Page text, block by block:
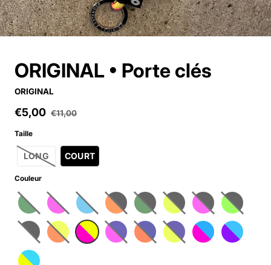
ORIGINAL • Porte clés
ORIGINAL
Sale price
€5,00 Regular price
€11,00
Taille
LONG COURT
Couleur